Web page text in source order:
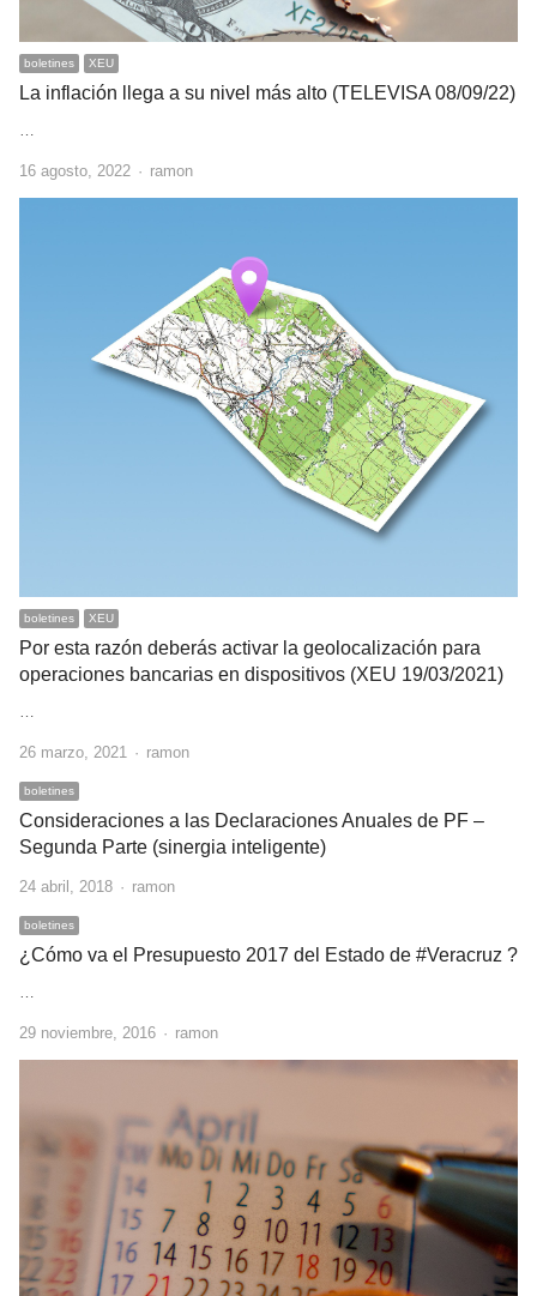
boletines XEU
La inflación llega a su nivel más alto (TELEVISA 08/09/22)
16 agosto, 2022 Author
ramon
boletines XEU
Por esta razón deberás activar la geolocalización para
operaciones bancarias en dispositivos (XEU 19/03/2021)
…
26 marzo, 2021 Author
ramon
boletines
Consideraciones a las Declaraciones Anuales de PF –
Segunda Parte (sinergia inteligente)
24 abril, 2018 Author
ramon
boletines
¿Cómo va el Presupuesto 2017 del Estado de #Veracruz ?
…
29 noviembre, 2016 Author
ramon